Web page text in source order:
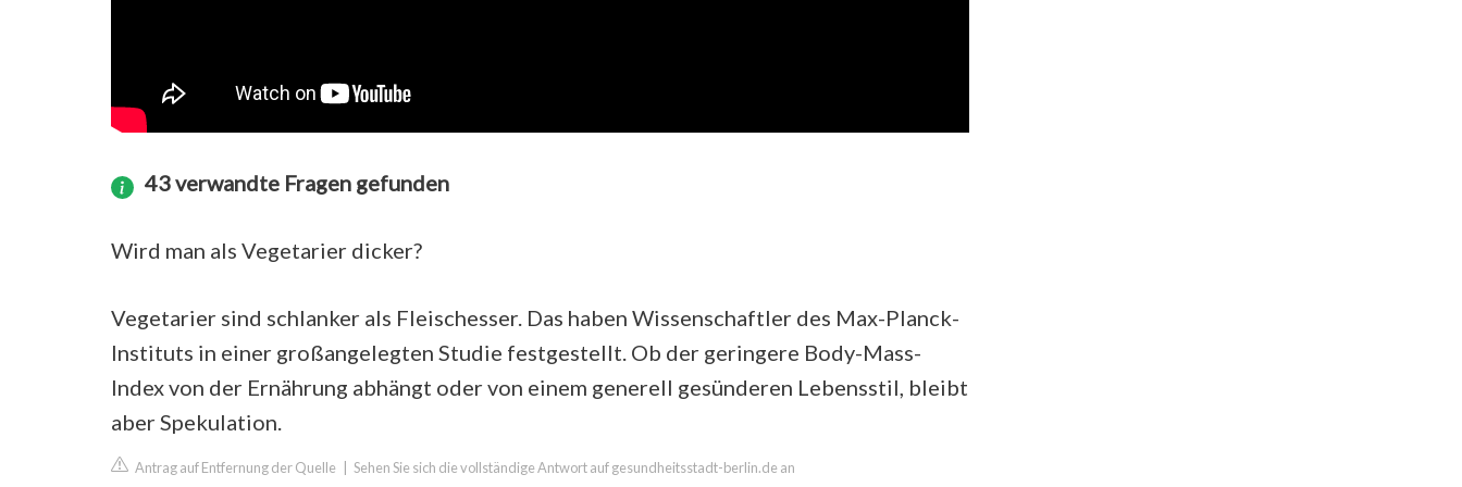
43 verwandte Fragen gefunden
Wird man als Vegetarier dicker?
Vegetarier sind schlanker als Fleischesser. Das haben Wissenschaftler des Max-Planck-
Instituts in einer großangelegten Studie festgestellt. Ob der geringere Body-Mass-
Index von der Ernährung abhängt oder von einem generell gesünderen Lebensstil, bleibt
aber Spekulation.
Antrag auf Entfernung der Quelle Sehen Sie sich die vollständige Antwort auf gesundheitsstadt-berlin.de an